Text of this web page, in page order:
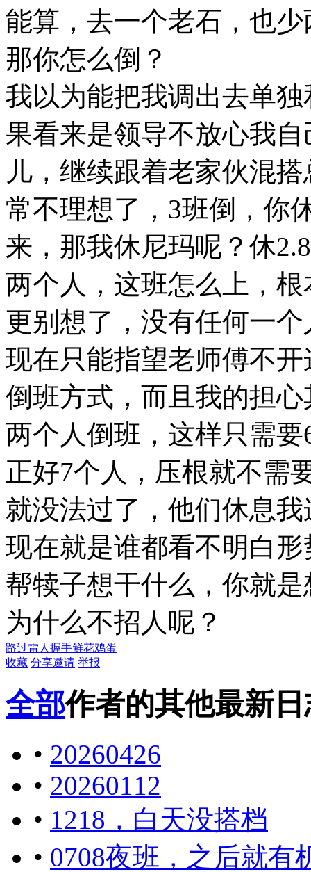
能算，去一个老石，也
那你怎么倒？
我以为能把我调出去单
果看来是领导不放心我
儿，继续跟着老家伙混
常不理想了，3班倒，你
来，那我休尼玛呢？休
两个人，这班怎么上，
更别想了，没有任何一
现在只能指望老师傅不
倒班方式，而且我的担
两个人倒班，这样只需
正好7个人，压根就不需
就没法过了，他们休息
现在就是谁都看不明白
帮犊子想干什么，你就
为什么不招人呢？
路过雷人 握手鲜花鸡蛋
收藏 分享邀请 举报
全部作者的其他最新日
• 20260426
• 20260112
• 1218，白天没搭档
• 0708夜班，之后就有